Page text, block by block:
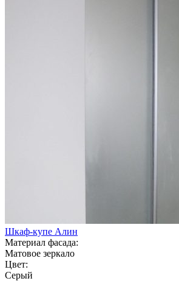
Шкаф-купе Алин
Материал фасада:
Матовое зеркало
Цвет:
Серый